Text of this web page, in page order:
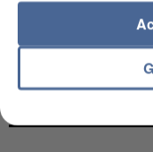
L’UN DES
MAFIA